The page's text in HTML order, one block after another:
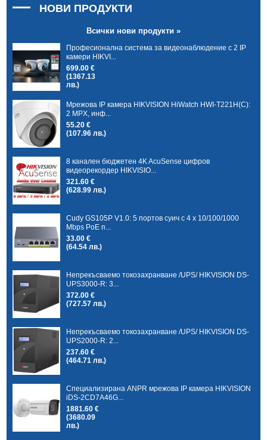
НОВИ ПРОДУКТИ
Всички нови продукти »
Професионална система за видеонаблюдение с 2 IP
камери HIKVI...
699.00 €
(1367.13
лв.)
Мрежова IP камера HIKVISION HiWatch HWI-T221H(C):
2 MPX, инф...
55.20 €
(107.96 лв.)
8 канален бюджетен 4K AcuSense цифров
видеорекордер HIKVISIO...
321.60 €
(628.99 лв.)
Cudy GS105P V1.0: 5 портов суич с 4 x 10/100/1000
Mbps PoE п...
33.00 €
(64.54 лв.)
Непрекъсваемо токозахранване /UPS/ HIKVISION DS-
UPS3000-R: 3...
372.00 €
(727.57 лв.)
Непрекъсваемо токозахранване /UPS/ HIKVISION DS-
UPS2000-R: 2...
237.60 €
(464.71 лв.)
Специализирана ANPR мрежова IP камера HIKVISION
iDS-2CD7A46G...
1881.60 €
(3680.09
лв.)